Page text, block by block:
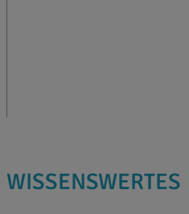
WISSENSWERTES